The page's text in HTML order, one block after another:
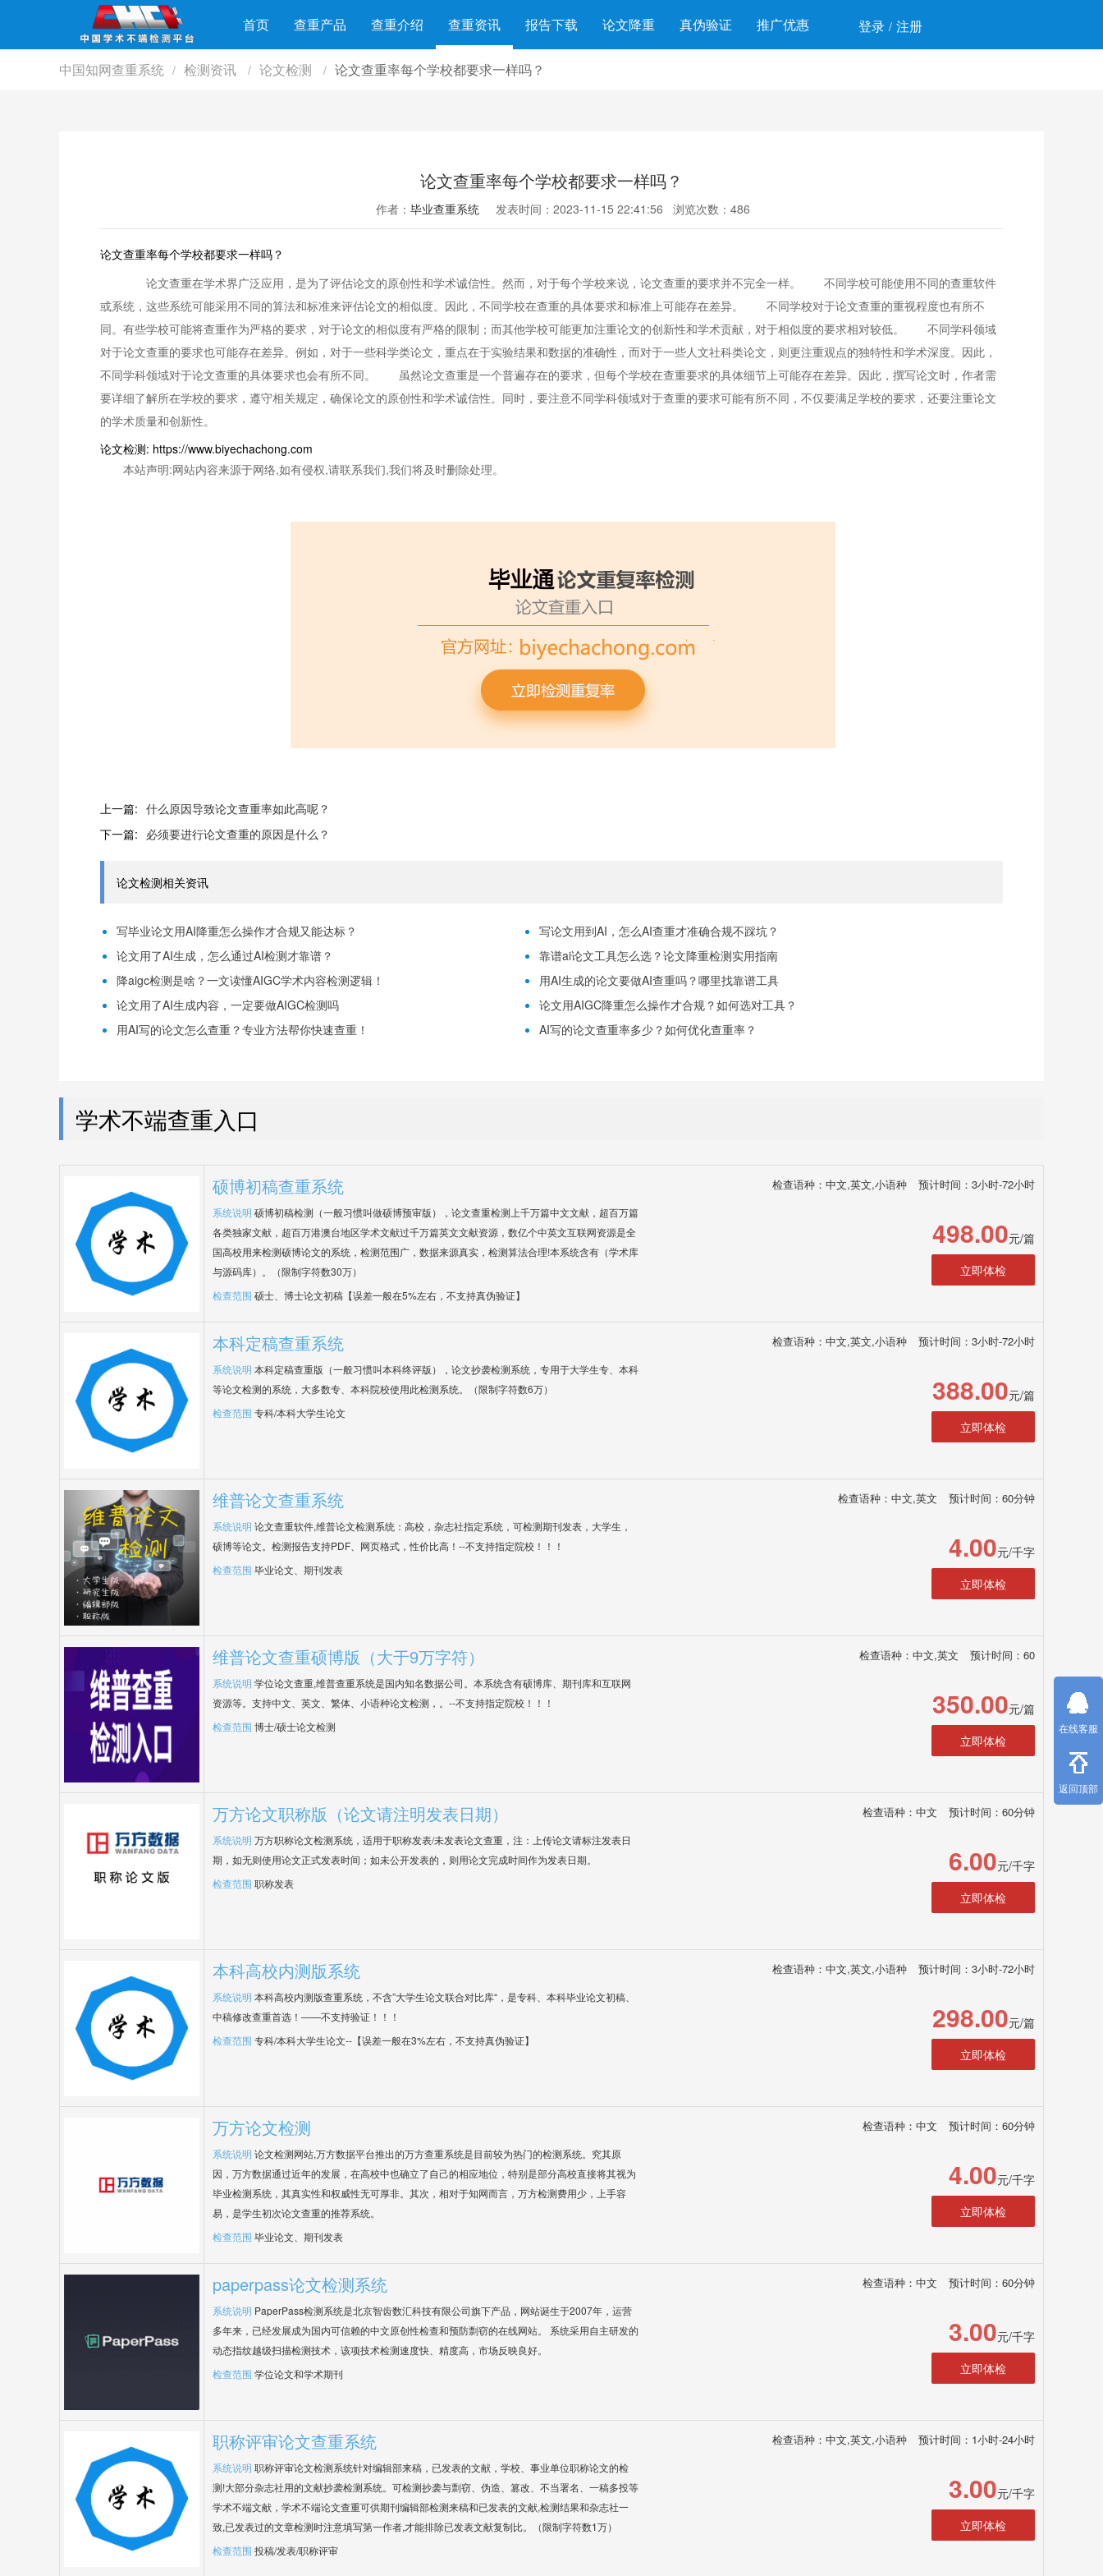
首页 查重产品 查重介绍 查重资讯 报告下载 论文降重 真伪验证 推广优惠 登录 / 注册
中国知网查重系统 / 检测资讯 / 论文检测 / 论文查重率每个学校都要求一样吗？
论文查重率每个学校都要求一样吗？
作者： 毕业查重系统 发表时间：2023-11-15 22:41:56 浏览次数：486
论文查重率每个学校都要求一样吗？
论文查重在学术界广泛应用，是为了评估论文的原创性和学术诚信性。然而，对于每个学校来说，论文查重的要求并不完全一样。 不同学校可能使用不同的查重软件
或系统，这些系统可能采用不同的算法和标准来评估论文的相似度。因此，不同学校在查重的具体要求和标准上可能存在差异。 不同学校对于论文查重的重视程度也有所不
同。有些学校可能将查重作为严格的要求，对于论文的相似度有严格的限制；而其他学校可能更加注重论文的创新性和学术贡献，对于相似度的要求相对较低。 不同学科领域
对于论文查重的要求也可能存在差异。例如，对于一些科学类论文，重点在于实验结果和数据的准确性，而对于一些人文社科类论文，则更注重观点的独特性和学术深度。因此，
不同学科领域对于论文查重的具体要求也会有所不同。 虽然论文查重是一个普遍存在的要求，但每个学校在查重要求的具体细节上可能存在差异。因此，撰写论文时，作者需
要详细了解所在学校的要求，遵守相关规定，确保论文的原创性和学术诚信性。同时，要注意不同学科领域对于查重的要求可能有所不同，不仅要满足学校的要求，还要注重论文
的学术质量和创新性。
论文检测: https://www.biyechachong.com
本站声明:网站内容来源于网络,如有侵权,请联系我们,我们将及时删除处理。
上一篇: 什么原因导致论文查重率如此高呢？
下一篇: 必须要进行论文查重的原因是什么？
论文检测相关资讯
写毕业论文用AI降重怎么操作才合规又能达标？
写论文用到AI，怎么AI查重才准确合规不踩坑？
论文用了AI生成，怎么通过AI检测才靠谱？
靠谱ai论文工具怎么选？论文降重检测实用指南
降aigc检测是啥？一文读懂AIGC学术内容检测逻辑！
用AI生成的论文要做AI查重吗？哪里找靠谱工具
论文用了AI生成内容，一定要做AIGC检测吗
论文用AIGC降重怎么操作才合规？如何选对工具？
用AI写的论文怎么查重？专业方法帮你快速查重！
AI写的论文查重率多少？如何优化查重率？
学术不端查重入口
硕博初稿查重系统 检查语种：中文,英文,小语种 预计时间：3小时-72小时
系统说明 硕博初稿检测（一般习惯叫做硕博预审版），论文查重检测上千万篇中文文献，超百万篇
各类独家文献，超百万港澳台地区学术文献过千万篇英文文献资源，数亿个中英文互联网资源是全
国高校用来检测硕博论文的系统，检测范围广，数据来源真实，检测算法合理!本系统含有（学术库
与源码库）。（限制字符数30万）
检查范围 硕士、博士论文初稿【误差一般在5%左右，不支持真伪验证】
498.00元/篇
立即体检
本科定稿查重系统 检查语种：中文,英文,小语种 预计时间：3小时-72小时
系统说明 本科定稿查重版（一般习惯叫本科终评版），论文抄袭检测系统，专用于大学生专、本科
等论文检测的系统，大多数专、本科院校使用此检测系统。（限制字符数6万）
检查范围 专科/本科大学生论文
388.00元/篇
立即体检
维普论文查重系统 检查语种：中文,英文 预计时间：60分钟
系统说明 论文查重软件,维普论文检测系统：高校，杂志社指定系统，可检测期刊发表，大学生，
硕博等论文。检测报告支持PDF、网页格式，性价比高！--不支持指定院校！！！
检查范围 毕业论文、期刊发表
4.00元/千字
立即体检
维普论文查重硕博版（大于9万字符） 检查语种：中文,英文 预计时间：60
系统说明 学位论文查重,维普查重系统是国内知名数据公司。本系统含有硕博库、期刊库和互联网
资源等。支持中文、英文、繁体、小语种论文检测，。--不支持指定院校！！！
检查范围 博士/硕士论文检测
350.00元/篇
立即体检
万方论文职称版（论文请注明发表日期） 检查语种：中文 预计时间：60分钟
系统说明 万方职称论文检测系统，适用于职称发表/未发表论文查重，注：上传论文请标注发表日
期，如无则使用论文正式发表时间；如未公开发表的，则用论文完成时间作为发表日期。
检查范围 职称发表
6.00元/千字
立即体检
本科高校内测版系统 检查语种：中文,英文,小语种 预计时间：3小时-72小时
系统说明 本科高校内测版查重系统，不含”大学生论文联合对比库“，是专科、本科毕业论文初稿、
中稿修改查重首选！——不支持验证！！！
检查范围 专科/本科大学生论文--【误差一般在3%左右，不支持真伪验证】
298.00元/篇
立即体检
万方论文检测 检查语种：中文 预计时间：60分钟
系统说明 论文检测网站,万方数据平台推出的万方查重系统是目前较为热门的检测系统。究其原
因，万方数据通过近年的发展，在高校中也确立了自己的相应地位，特别是部分高校直接将其视为
毕业检测系统，其真实性和权威性无可厚非。其次，相对于知网而言，万方检测费用少，上手容
易，是学生初次论文查重的推荐系统。
检查范围 毕业论文、期刊发表
4.00元/千字
立即体检
paperpass论文检测系统 检查语种：中文 预计时间：60分钟
系统说明 PaperPass检测系统是北京智齿数汇科技有限公司旗下产品，网站诞生于2007年，运营
多年来，已经发展成为国内可信赖的中文原创性检查和预防剽窃的在线网站。 系统采用自主研发的
动态指纹越级扫描检测技术，该项技术检测速度快、精度高，市场反映良好。
检查范围 学位论文和学术期刊
3.00元/千字
立即体检
职称评审论文查重系统 检查语种：中文,英文,小语种 预计时间：1小时-24小时
系统说明 职称评审论文检测系统针对编辑部来稿，已发表的文献，学校、事业单位职称论文的检
测!大部分杂志社用的文献抄袭检测系统。可检测抄袭与剽窃、伪造、篡改、不当署名、一稿多投等
学术不端文献，学术不端论文查重可供期刊编辑部检测来稿和已发表的文献,检测结果和杂志社一
致,已发表过的文章检测时注意填写第一作者,才能排除已发表文献复制比。（限制字符数1万）
检查范围 投稿/发表/职称评审
3.00元/千字
立即体检
在线客服
返回顶部